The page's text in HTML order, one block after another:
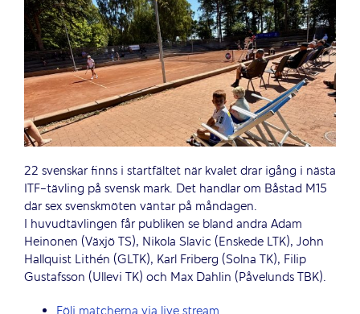
22 svenskar finns i startfältet när kvalet drar igång i nästa
ITF-tävling på svensk mark. Det handlar om Båstad M15
där sex svenskmöten väntar på måndagen.
I huvudtävlingen får publiken se bland andra Adam
Heinonen (Växjö TS), Nikola Slavic (Enskede LTK), John
Hallquist Lithén (GLTK), Karl Friberg (Solna TK), Filip
Gustafsson (Ullevi TK) och Max Dahlin (Påvelunds TBK).